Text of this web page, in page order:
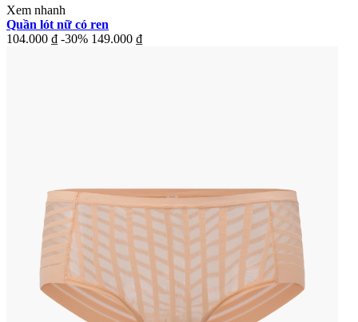
Xem nhanh
Quần lót nữ có ren
104.000 ₫ -30% 149.000 ₫